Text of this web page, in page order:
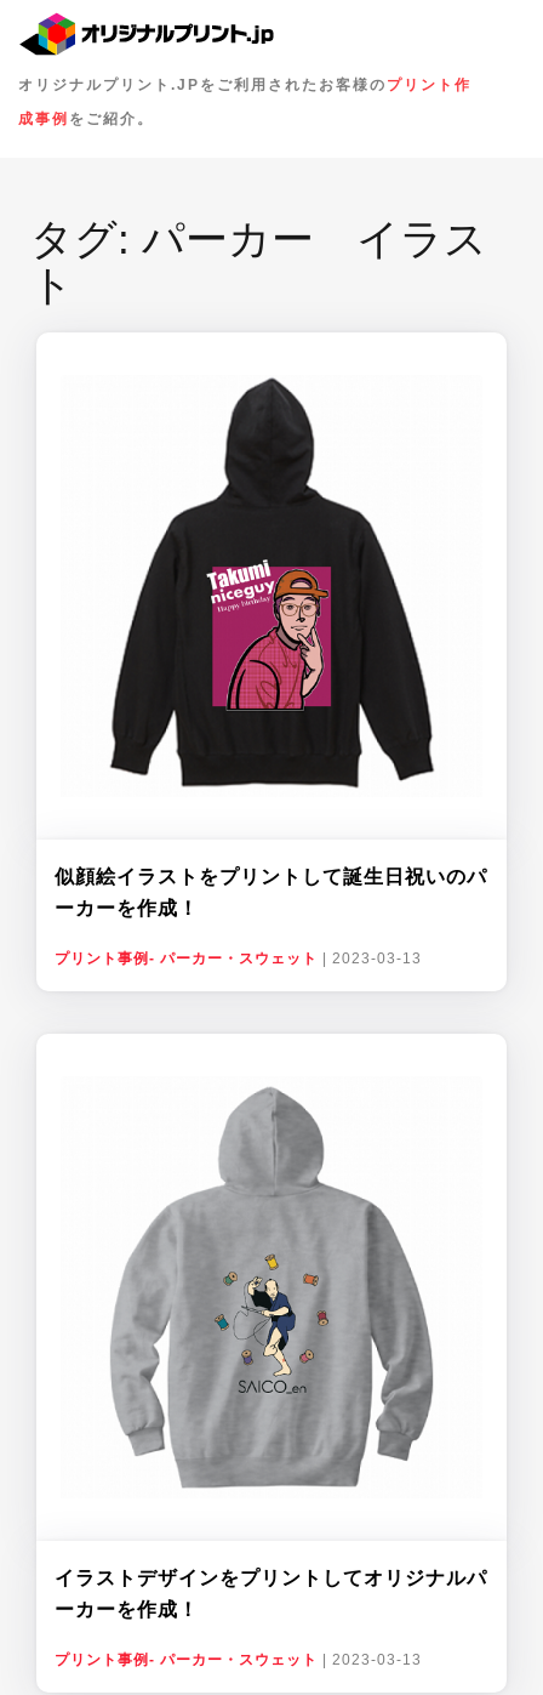
オリジナルプリント.JPをご利用されたお客様の プリント作
成事例 をご紹介。
タグ: パーカー イラス
ト
似顔絵イラストをプリントして誕生日祝いのパ
ーカーを作成！
プリント事例- パーカー・スウェット 2023-03-13
イラストデザインをプリントしてオリジナルパ
ーカーを作成！
プリント事例- パーカー・スウェット 2023-03-13